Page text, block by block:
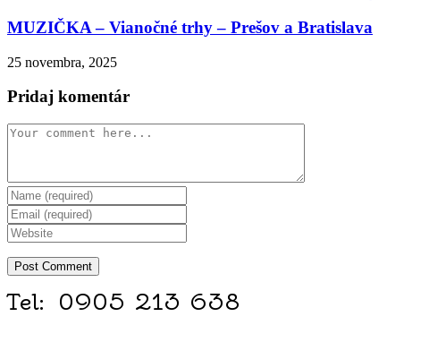
MUZIČKA – Vianočné trhy – Prešov a Bratislava
25 novembra, 2025
Pridaj komentár
Comment
Enter
your
name
or
username
to
Enter
your
email
address
to
comment
Enter
your
website
URL
(optional)
Tel: 0905 213 638